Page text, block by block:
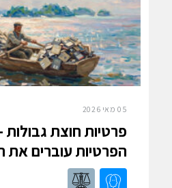
05 מאי 2026
פרטיות חוצת גבולות
הפרטיות עוברים את